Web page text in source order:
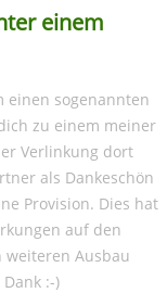
einem
einen sogenannten
zu einem meiner
Verlinkung dort
als Dankeschön
Provision. Dies hat
auf den
Ausbau
:-)